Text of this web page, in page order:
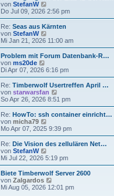
B
e
i
t
r
a
g
e
r
von StefanW
e
u
e
t
e
r
B
e
i
t
r
a
g
Do Jul 09, 2026 2:56 pm
Re: Seas aus Kärnten
von StefanW
e
u
e
t
e
r
B
e
i
r
a
g
Mi Jan 21, 2026 11:00 am
Problem mit Forum Datenbank-R…
von ms20de
e
u
e
s
t
e
r
B
e
i
r
a
g
Di Apr 07, 2026 6:16 pm
Re: Timberwolf Usertreffen April …
von starwarsfan
e
u
e
t
e
r
B
e
t
r
a
g
So Apr 26, 2026 8:51 pm
Re: HowTo: ssh container einricht…
von micha79
e
u
e
t
e
r
B
e
i
Mo Apr 07, 2025 9:39 pm
Re: Die Vision des zellulären Net…
von StefanW
e
u
e
s
t
Mi Jul 22, 2026 5:19 pm
Biete Timberwolf Server 2600
von Zalgardos
e
Mi Aug 05, 2026 12:01 pm